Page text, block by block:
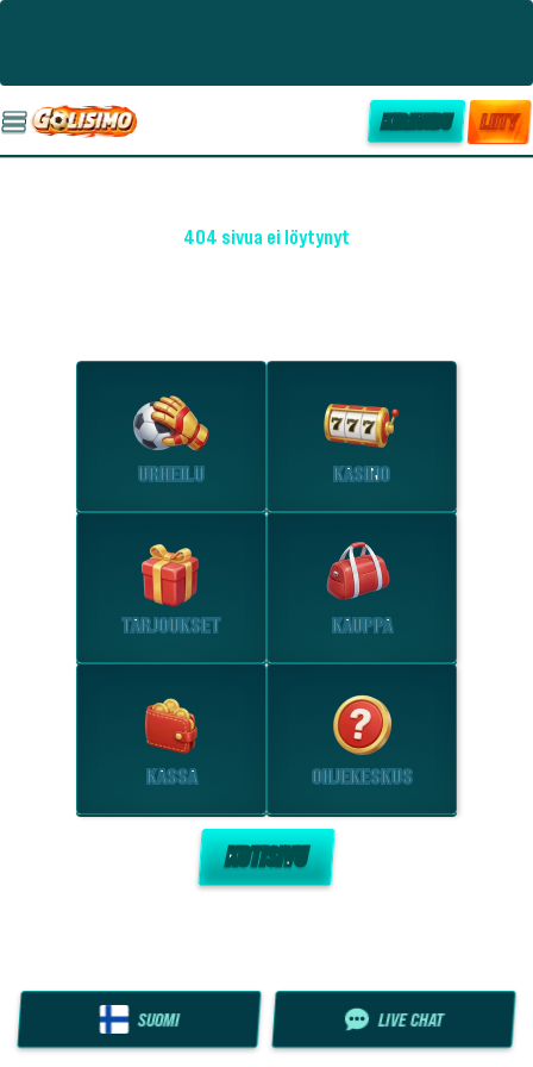
KIRJAUDU LIITY
404 sivua ei löytynyt
URHEILU KASINO
TARJOUKSET KAUPPA
KASSA OHJEKESKUS
KOTISIVU
SUOMI LIVE CHAT